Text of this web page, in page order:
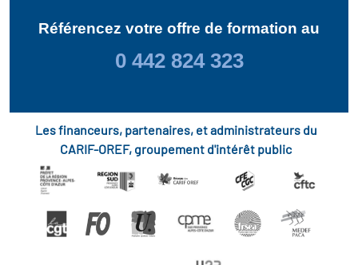
Référencez votre offre de formation au
0 442 824 323
Les financeurs, partenaires, et administrateurs du
CARIF-OREF, groupement d'intérêt public